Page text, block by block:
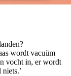
wordt vacuüm
vocht in, er wordt